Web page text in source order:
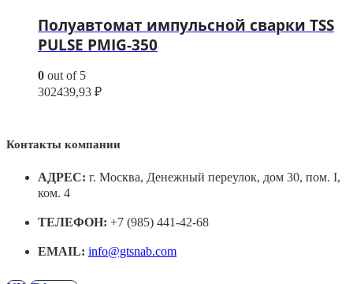
Полуавтомат импульсной сварки TSS
PULSE PMIG-350
0 out of 5
302439,93 ₽
Контакты компании
АДРЕС: г. Москва, Денежный переулок, дом 30, пом. I,
ком. 4
ТЕЛЕФОН: +7 (985) 441-42-68
EMAIL: info@gtsnab.com